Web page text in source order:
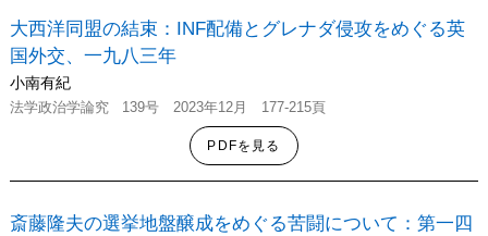
大西洋同盟の結束：INF配備とグレナダ侵攻をめぐる英
国外交、一九八三年
小南有紀
法学政治学論究 139号 2023年12月 177-215頁
PDFを見る
斎藤隆夫の選挙地盤醸成をめぐる苦闘について：第一四